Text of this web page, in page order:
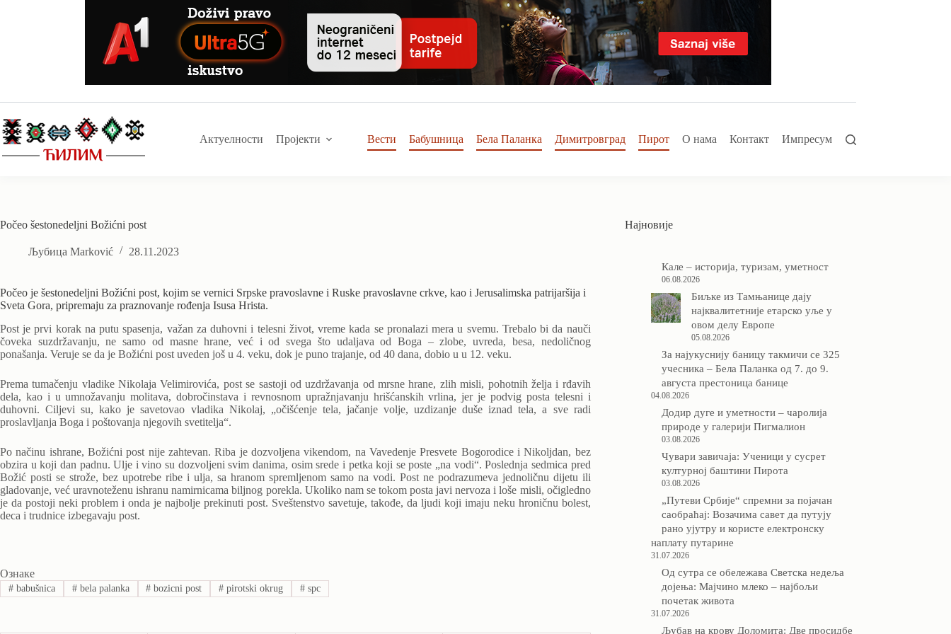
Актуелности Пројекти Вести Бабушница Бела Паланка Димитровград Пирот О нама Контакт Импресум
Počeo šestonedeljni Božićni post
Љубица Marković 28.11.2023
Počeo je šestonedeljni Božićni post, kojim se vernici Srpske pravoslavne i Ruske pravoslavne crkve, kao i Jerusalimska patrijaršija i
Sveta Gora, pripremaju za praznovanje rođenja Isusa Hrista.
Post je prvi korak na putu spasenja, važan za duhovni i telesni život, vreme kada se pronalazi mera u svemu. Trebalo bi da nauči
čoveka suzdržavanju, ne samo od masne hrane, već i od svega što udaljava od Boga – zlobe, uvreda, besa, nedoličnog
ponašanja. Veruje se da je Božićni post uveden još u 4. veku, dok je puno trajanje, od 40 dana, dobio u u 12. veku.
Prema tumačenju vladike Nikolaja Velimirovića, post se sastoji od uzdržavanja od mrsne hrane, zlih misli, pohotnih želja i rđavih
dela, kao i u umnožavanju molitava, dobročinstava i revnosnom upražnjavanju hrišćanskih vrlina, jer je podvig posta telesni i
duhovni. Ciljevi su, kako je savetovao vladika Nikolaj, „očišćenje tela, jačanje volje, uzdizanje duše iznad tela, a sve radi
proslavljanja Boga i poštovanja njegovih svetitelja“.
Po načinu ishrane, Božićni post nije zahtevan. Riba je dozvoljena vikendom, na Vavedenje Presvete Bogorodice i Nikoljdan, bez
obzira u koji dan padnu. Ulje i vino su dozvoljeni svim danima, osim srede i petka koji se poste „na vodi“. Poslednja sedmica pred
Božić posti se strože, bez upotrebe ribe i ulja, sa hranom spremljenom samo na vodi. Post ne podrazumeva jednoličnu dijetu ili
gladovanje, već uravnoteženu ishranu namirnicama biljnog porekla. Ukoliko nam se tokom posta javi nervoza i loše misli, očigledno
je da postoji neki problem i onda je najbolje prekinuti post. Sveštenstvo savetuje, takođe, da ljudi koji imaju neku hroničnu bolest,
deca i trudnice izbegavaju post.
Ознаке
#babušnica #bela palanka # bozicni post # pirotski okrug # spc
Најновије
Кале – историја, туризам, уметност
06.08.2026
Биљке из Тамњанице дају
најквалитетније етарско уље у
овом делу Европе
05.08.2026
За најукуснију баницу такмичи се 325
учесника – Бела Паланка од 7. до 9.
августа престоница банице
04.08.2026
Додир дуге и уметности – чаролија
природе у галерији Пигмалион
03.08.2026
Чувари завичаја: Ученици у сусрет
културној баштини Пирота
03.08.2026
„Путеви Србије“ спремни за појачан
саобраћај: Возачима савет да путују
рано ујутру и користе електронску
наплату путарине
31.07.2026
Од сутра се обележава Светска недеља
дојења: Мајчино млеко – најбољи
почетак живота
31.07.2026
Љубав на крову Доломита: Две просидбе